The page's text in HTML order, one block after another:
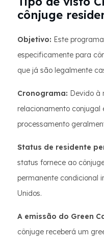
cônjuge
Objetivo: Este
especificamente para
que já são legalmente
Cronograma: Devido à
relacionamento conjugal
processamento
Status de residente
status fornece ao
permanente condicional
Unidos.
A emissão do Green
cônjuge receberá um